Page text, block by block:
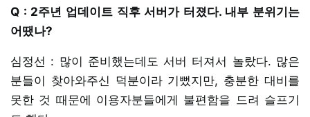
Q : 2주년 업데이트 직후 서버가 터졌다. 내부 분위기는
어땠나?
심정선 : 많이 준비했는데도 서버 터져서 놀랐다. 많은
분들이 찾아와주신 덕분이라 기뻤지만, 충분한 대비를
못한 것 때문에 이용자분들에게 불편함을 드려 슬프기